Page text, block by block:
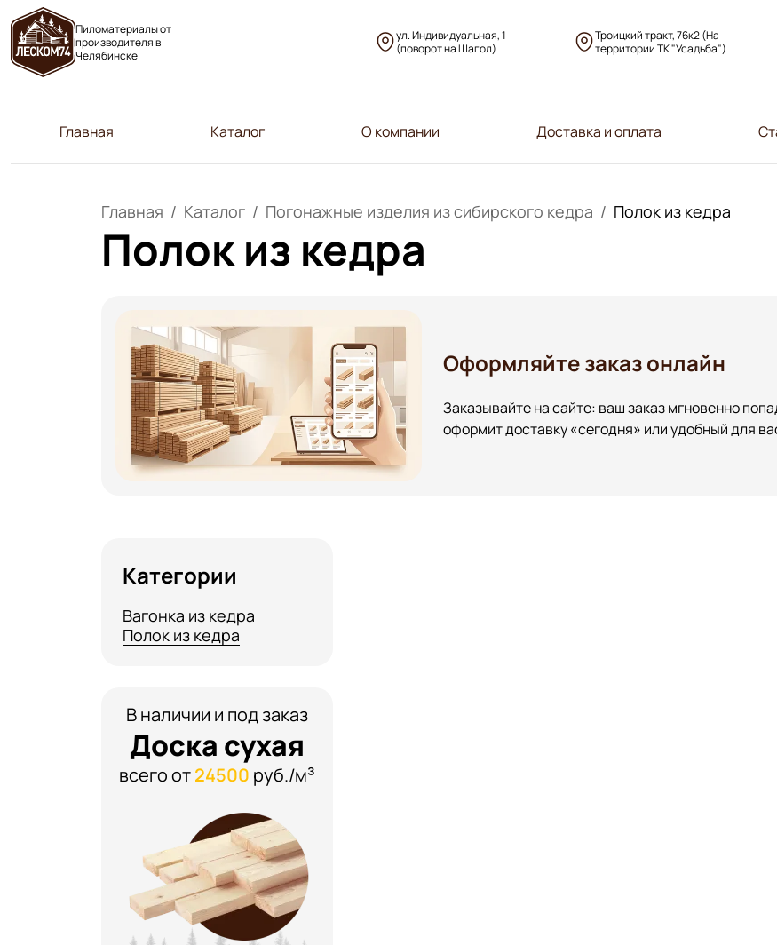
Пиломатериалы от
производителя в
Челябинске
ул. Индивидуальная, 1
(поворот на Шагол)
Троицкий тракт, 76к2 (На
территории ТК "Усадьба")
Главная Каталог О компании Доставка и оплата
Главная Каталог Погонажные изделия из сибирского кедра Полок из кедра
Полок из кедра
Оформляйте заказ онлайн
Заказывайте на сайте: ваш заказ мгновенно
оформит доставку «сегодня» или удобный для
Категории
Вагонка из кедра
Полок из кедра
В наличии и под заказ
Доска сухая
всего от24500 руб./м³